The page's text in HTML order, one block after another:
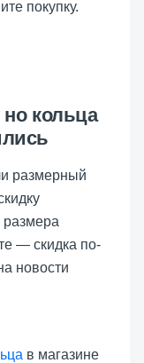
покупку.
кольца
размерный
размера
— скидка по-
новости
в магазине